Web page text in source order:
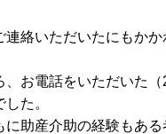
絡いただいたにもか
お電話をいただいた
た。
助産介助の経験もあ